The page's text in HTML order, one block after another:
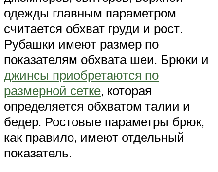
одежды главным параметром
считается обхват груди и рост.
Рубашки имеют размер по
показателям обхвата шеи. Брюки и
джинсы приобретаются по
размерной сетке, которая
определяется обхватом талии и
бедер. Ростовые параметры брюк,
как правило, имеют отдельный
показатель.